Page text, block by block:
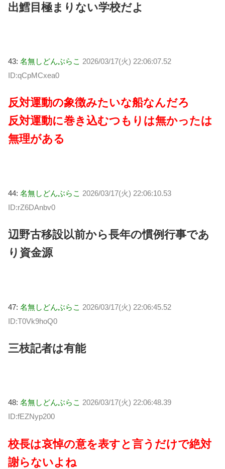
出鱈目極まりない学校だよ
43: 名無しどんぶらこ 2026/03/17(火) 22:06:07.52
ID:qCpMCxea0
反対運動の象徴みたいな船なんだろ
反対運動に巻き込むつもりは無かったは
無理がある
44: 名無しどんぶらこ 2026/03/17(火) 22:06:10.53
ID:rZ6DAnbv0
辺野古移設以前から長年の慣例行事であ
り資金源
47: 名無しどんぶらこ 2026/03/17(火) 22:06:45.52
ID:T0Vk9hoQ0
三枝記者は有能
48: 名無しどんぶらこ 2026/03/17(火) 22:06:48.39
ID:fEZNyp200
校長は哀悼の意を表すと言うだけで絶対
謝らないよね